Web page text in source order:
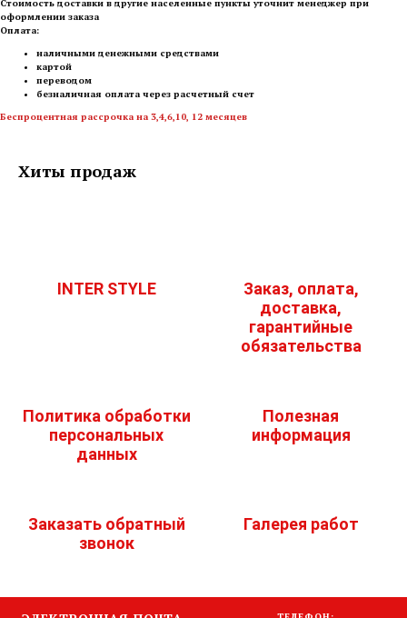
Стоимость доставки в другие населенные пункты уточнит менеджер при
оформлении заказа
Оплата:
наличными денежными средствами
картой
переводом
безналичная оплата через расчетный счет
Беспроцентная рассрочка на 3,4,6,10, 12 месяцев
Хиты продаж
INTER STYLE
Заказ, оплата,
доставка,
гарантийные
обязательства
Политика обработки
персональных
данных
Полезная
информация
Заказать обратный
звонок
Галерея работ